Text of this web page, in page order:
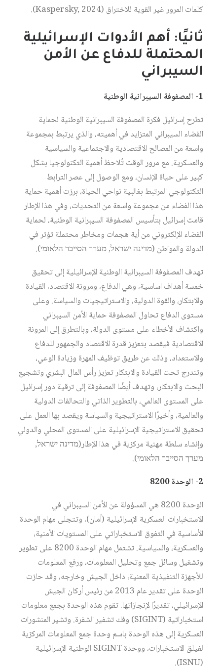
كلمات المرور غير القوية للاختراق (Kaspersky, 2024).
ثانيًا: أهم الأدوات الإسرائيلية
المحتملة للدفاع عن الأمن
السيبراني
1- المصفوفة السيبرانية الوطنية
تطرح إسرائيل فكرة المصفوفة السيبرانية الوطنية لحماية
الفضاء السيبراني المتزايد في أهميته، والذي يرتبط بمجموعة
واسعة من المصالح الاقتصادية والاجتماعية والسياسية
والعسكرية. مع مرور الوقت تُلاحظ أهمية التكنولوجيا بشكل
كبير على حياة الإنسان، ومع الوصول إلى عصر الترابط
التكنولوجي المرتبط بغالبية نواحي الحياة، برزت أهمية حماية
هذا الفضاء من مجموعة واسعة من التحديات، وفي هذا الإطار
قامت إسرائيل بتأسيس المصفوفة السيبرانية الوطنية، لحماية
الفضاء الإلكتروني من أية هجمات ومخاطر محتملة تؤثر في
الدولة والمواطن (מדינה ישראל, מערך הסייבר הלאומי).
تهدف المصفوفة السيبرانية الوطنية الإسرائيلية إلى تحقيق
خمسة أهداف اساسية، وهي الدفاع، ومرونة الاقتصاد، القيادة
والابتكار، والقوة الدولية، والاستراتيجيات والسياسة. وعلى
مستوى الدفاع تحاول المصفوفة حماية الأمن السيبراني
واكتشاف الأخطاء على مستوى الدولة، وبالتطرق إلى المرونة
الاقتصادية فيقصد بتعزيز قدرة الاقتصاد والجمهور للدفاع
والاستعداد، وذلك عن طريق توظيف المهرة وزيادة الوعي،
وتندرج تحت القيادة والابتكار تعزيز رأس المال البشري وتشجيع
البحث والابتكار، وتهدف أيضًا المصفوفة إلى ترقية دور إسرائيل
على المستوى العالمي، بالتطوير الذاتي والتحالفات الدولية
والعالمية، وأخيرًا الاستراتيجية والسياسة ويقصد بها العمل على
تحقيق الاستراتيجية الإسرائيلية على المستوى المحلي والدولي
وإنشاء سلطة مهنية مركزية في هذا الإطار(מדינה ישראל,
מערך הסייבר הלאומי).
2- الوحدة 8200
الوحدة 8200 هي المسؤولة عن الأمن السيبراني في
الاستخبارات العسكرية الإسرائيلية (أمان)، وتتجلى مهام الوحدة
الأساسية في التفوق الاستخباراتي على المستويات الأمنية،
والعسكرية، والسياسية. تشتمل مهام الوحدة 8200 على تطوير
وتشغيل وسائل جمع وتحليل المعلومات، ورفع المعلومات
للأجهزة التنفيذية المعنية، داخل الجيش وخارجه، وقد حازت
الوحدة على تقدير عام 2013 من رئيس أركان الجيش
الإسرائيلي، تقديرًا لإنجازاتها. تقوم هذه الوحدة بجمع معلومات
استخباراتية (SIGINT) وفك تشفير الشفرة. وتشير المنشورات
العسكرية إلى هذه الوحدة باسم وحدة جمع المعلومات المركزية
لفيلق الاستخبارات، ووحدة SIGINT الوطنية الإسرائيلية
(ISNU).